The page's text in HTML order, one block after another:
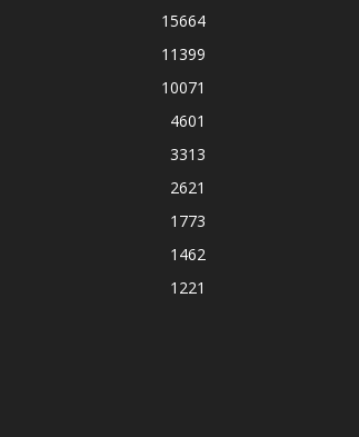
15664
11399
10071
4601
3313
2621
1773
1462
1221